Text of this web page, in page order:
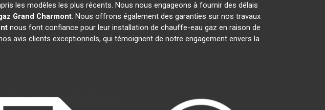
les modèles les plus récents. Nous nous engageons à fournir des délais
Grand Charmont. Nous offrons également des garanties sur nos travaux
nous font confiance pour leur installation de chauffe-eau gaz en raison de
avis clients exceptionnels, qui témoignent de notre engagement envers la